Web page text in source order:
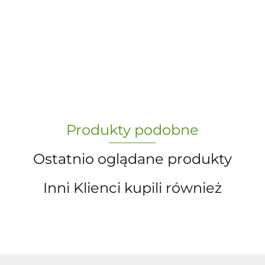
„Paula” S.C. Marzena Dudkiewicz
Sławomir Dudkiewicz
Produkty podobne
Ostatnio oglądane produkty
Inni Klienci kupili również